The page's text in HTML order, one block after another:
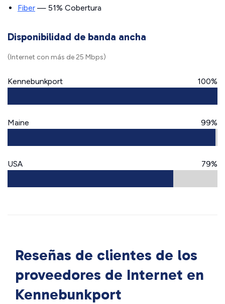
Fiber — 51% Cobertura
Disponibilidad de banda ancha
(Internet con más de 25 Mbps)
Kennebunkport 100%
Maine 99%
USA 79%
Reseñas de clientes de los
proveedores de Internet en
Kennebunkport